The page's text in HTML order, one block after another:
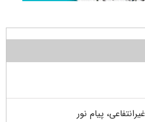
پیام نور